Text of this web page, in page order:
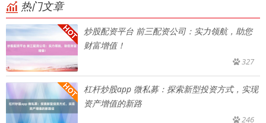
热门文章
炒股配资平台 前三配资公司：实力领航，助您
财富增值！
327
杠杆炒股app 微私募：探索新型投资方式，实现
资产增值的新路
246